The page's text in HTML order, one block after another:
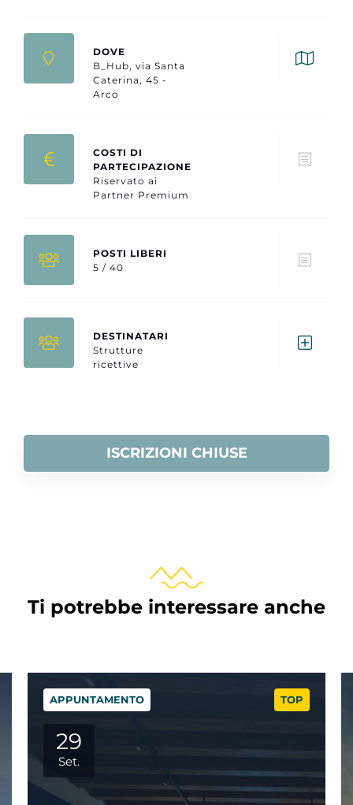
DOVE
B_Hub, via Santa
Caterina, 45 -
Arco
COSTI DI
PARTECIPAZIONE
Riservato ai
Partner Premium
POSTI LIBERI
5 / 40
DESTINATARI
Strutture
ricettive
ISCRIZIONI CHIUSE
Ti potrebbe interessare anche
TOP APPUNTAMENTO